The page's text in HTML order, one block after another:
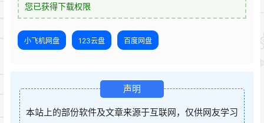
您已获得下载权限
小飞机网盘 123云盘 百度网盘
声明
本站上的部份软件及文章来源于互联网，仅供网友学习